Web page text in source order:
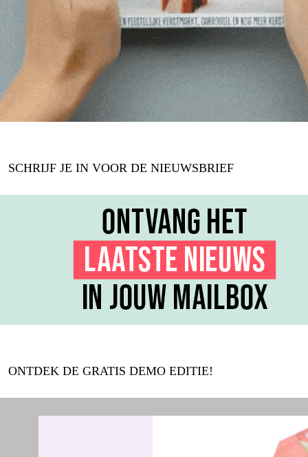
SCHRIJF JE IN VOOR DE NIEUWSBRIEF
ONTDEK DE GRATIS DEMO EDITIE!